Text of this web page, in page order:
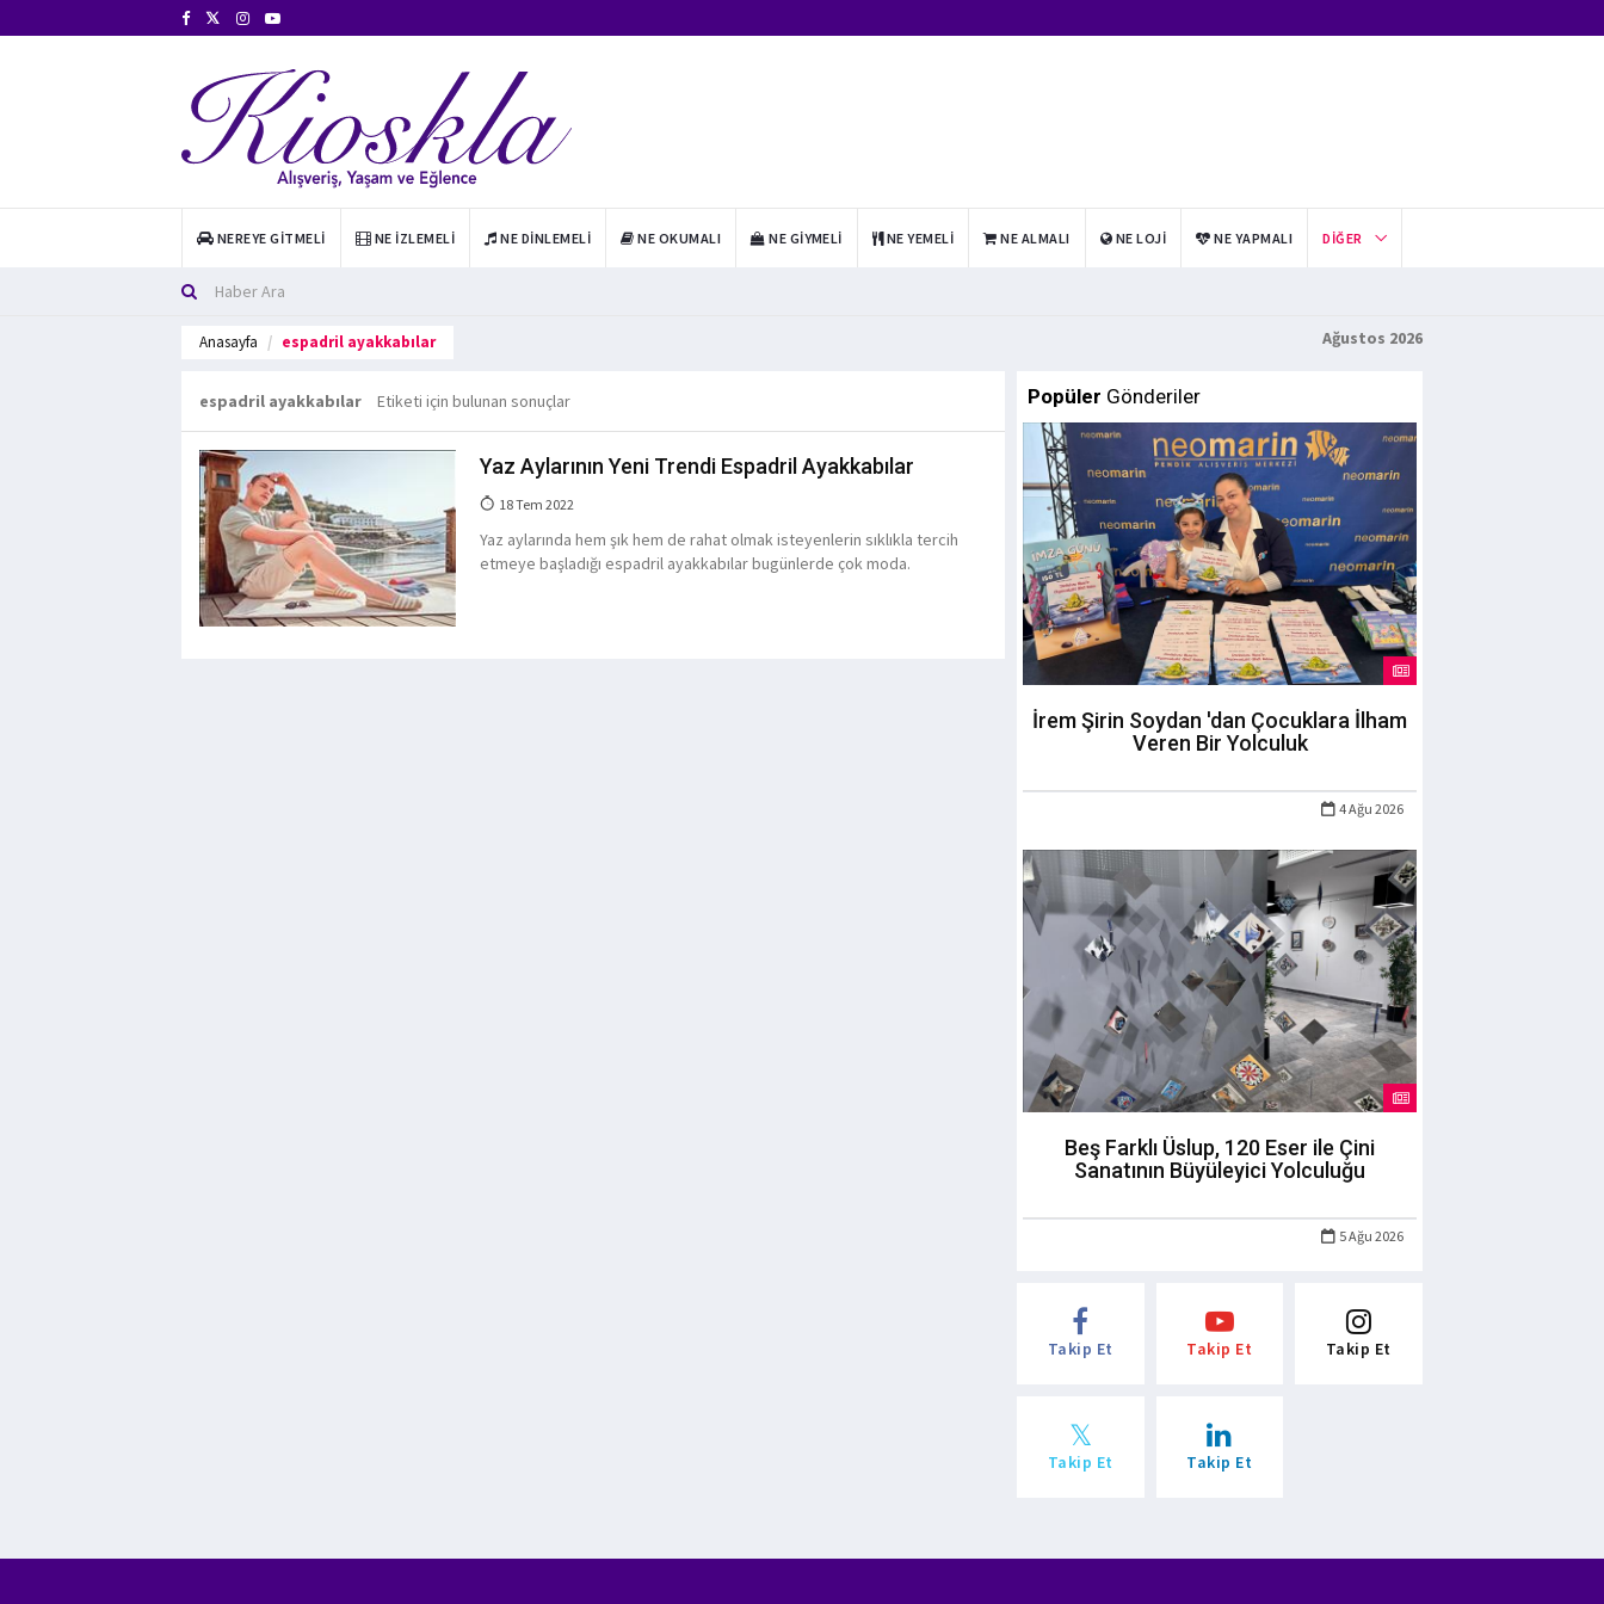
NEREYE GITMELI NE İZLEMELI NE DINLEMELI NE OKUMALI NE GIYMELI NE YEMELI NE ALMALI NE LOJI NE YAPMALI DIĞER
Anasayfa espadril ayakkabılar Ağustos 2026
espadril ayakkabılar Etiketi için bulunan sonuçlar
Yaz Aylarının Yeni Trendi Espadril Ayakkabılar
18 Tem 2022
Yaz aylarında hem şık hem de rahat olmak isteyenlerin sıklıkla tercih
etmeye başladığı espadril ayakkabılar bugünlerde çok moda.
Popüler Gönderiler
İrem Şirin Soydan 'dan Çocuklara İlham
Veren Bir Yolculuk
4 Ağu 2026
Beş Farklı Üslup, 120 Eser ile Çini
Sanatının Büyüleyici Yolculuğu
5 Ağu 2026
Takip Et Takip Et Takip Et
Takip Et Takip Et